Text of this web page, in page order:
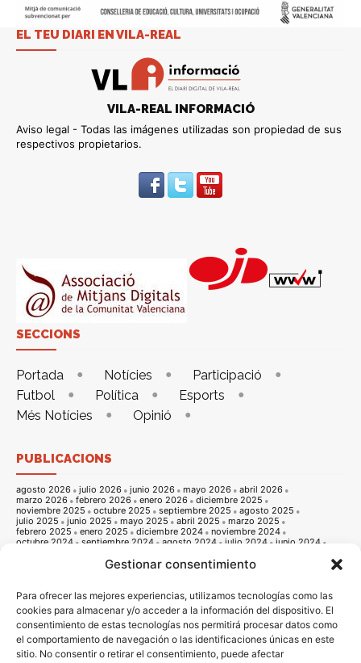
Gestionar consentimiento
Para ofrecer las mejores experiencias, utilizamos tecnologías como las
cookies para almacenar y/o acceder a la información del dispositivo. El
consentimiento de estas tecnologías nos permitirá procesar datos como
el comportamiento de navegación o las identificaciones únicas en este
sitio. No consentir o retirar el consentimiento, puede afectar
EL TEU DIARI EN VILA-REAL
VILA-REAL INFORMACIÓ
Aviso legal - Todas las imágenes utilizadas son propiedad de sus
respectivos propietarios.
SECCIONS
Portada Notícies
Participació
Futbol
Política
Esports
Més Notícies
Opinió
PUBLICACIONS
agosto 2026 julio 2026 junio 2026 mayo 2026
abril 2026
marzo 2026
febrero 2026 enero 2026
diciembre 2025
noviembre 2025
octubre 2025 septiembre 2025
agosto 2025
julio 2025
junio 2025 mayo 2025 abril 2025
marzo 2025
febrero 2025
enero 2025 diciembre 2024
noviembre 2024
octubre 2024
septiembre 2024 agosto 2024 julio 2024
junio 2024
noviembre 2023 octubre 2023
septiembre 2023
julio 2023 junio 2023 mayo 2023
abril 2023
noviembre 2022
octubre 2022 septiembre 2022
agosto 2022
julio 2022
junio 2022 mayo 2022 abril 2022
marzo 2022
febrero 2022
enero 2022 diciembre 2021
noviembre 2021
octubre 2021
septiembre 2021 agosto 2021 julio 2021
junio 2021
mayo 2021
abril 2021 marzo 2021 febrero 2021
enero 2021
diciembre 2020
noviembre 2020 octubre 2020
septiembre 2020
agosto 2020
julio 2020 junio 2020 mayo 2020
abril 2020